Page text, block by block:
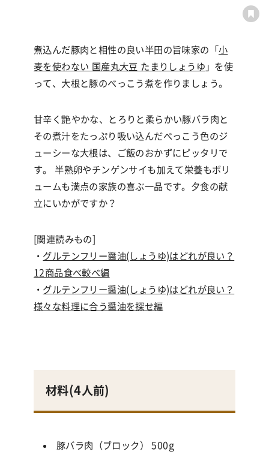
煮込んだ豚肉と相性の良い半田の旨味家の「 小
麦を使わない 国産丸大豆 たまりしょうゆ 」を使
って、大根と豚のべっこう煮を作りましょう。
甘辛く艶やかな、とろりと柔らかい豚バラ肉と
その煮汁をたっぷり吸い込んだべっこう色のジ
ューシーな大根は、ご飯のおかずにピッタリで
す。 半熟卵やチンゲンサイも加えて栄養もボリ
ュームも満点の家族の喜ぶ一品です。夕食の献
立にいかがですか？
[関連読みもの]
・ グルテンフリー醤油(しょうゆ)はどれが良い？
12商品食べ較べ編
・ グルテンフリー醤油(しょうゆ)はどれが良い？
様々な料理に合う醤油を探せ編
材料(4 人前)
豚バラ肉（ブロック） 500g